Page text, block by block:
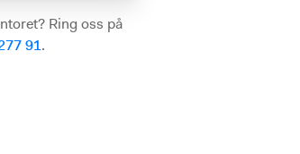
Ring oss på
91.